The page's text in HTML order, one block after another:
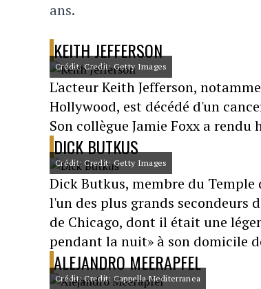
ans.
KEITH JEFFERSON
Crédit: Credit: Getty Images
L'acteur Keith Jefferson,
Hollywood, est décédé d'un
Son collègue Jamie Foxx a
DICK BUTKUS
Crédit: Credit: Getty Images
Dick Butkus, membre du
l'un des plus grands secondeurs
de Chicago, dont il était une
pendant la nuit» à son domicile
ALEJANDRO MEERAPFEL
Crédit: Credit: Cappella Mediterranea